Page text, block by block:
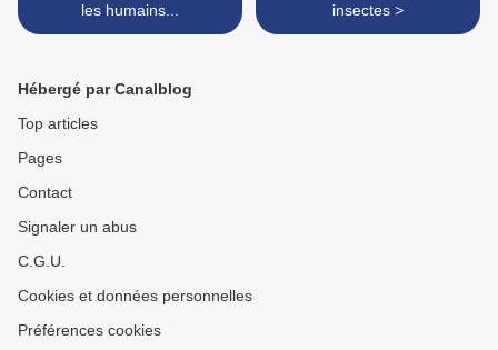
les humains...
insectes >
Hébergé par Canalblog
Top articles
Pages
Contact
Signaler un abus
C.G.U.
Cookies et données personnelles
Préférences cookies